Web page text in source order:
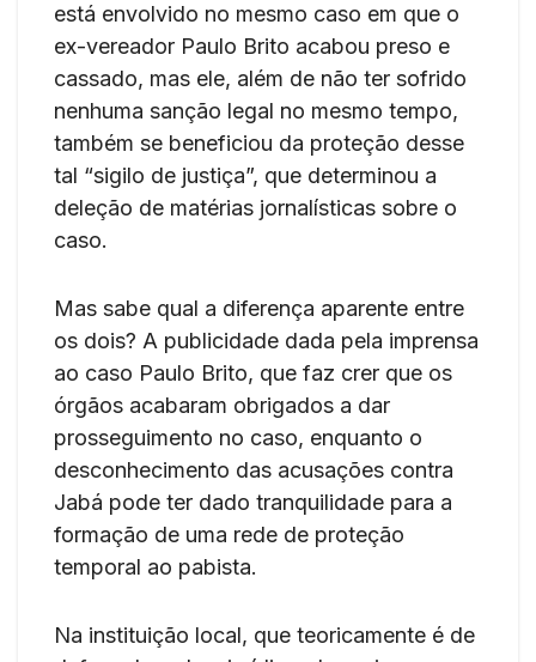
está envolvido no mesmo caso em que o
ex-vereador Paulo Brito acabou preso e
cassado, mas ele, além de não ter sofrido
nenhuma sanção legal no mesmo tempo,
também se beneficiou da proteção desse
tal “sigilo de justiça”, que determinou a
deleção de matérias jornalísticas sobre o
caso.
Mas sabe qual a diferença aparente entre
os dois? A publicidade dada pela imprensa
ao caso Paulo Brito, que faz crer que os
órgãos acabaram obrigados a dar
prosseguimento no caso, enquanto o
desconhecimento das acusações contra
Jabá pode ter dado tranquilidade para a
formação de uma rede de proteção
temporal ao pabista.
Na instituição local, que teoricamente é de